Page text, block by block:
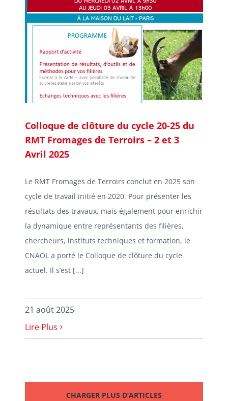
Colloque de clôture du cycle 20-25 du
RMT Fromages de Terroirs – 2 et 3
Avril 2025
Le RMT Fromages de Terroirs conclut en 2025 son
cycle de travail initié en 2020. Pour présenter les
résultats des travaux, mais également pour enrichir
la dynamique entre représentants des filières,
chercheurs, instituts techniques et formation, le
CNAOL a porté le Colloque de clôture du cycle
actuel. Il s’est [...]
21 août 2025
Lire Plus
CHARGER PLUS D’ARTICLES